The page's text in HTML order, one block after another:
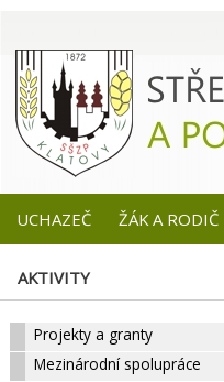
UCHAZEČ ŽÁK A RODIČ
AKTIVITY
Projekty a granty
Mezinárodní spolupráce